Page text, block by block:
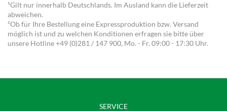
¹Gilt nur innerhalb Deutschlands. Im Ausland kann die Lieferzeit
abweichen.
²Ob für Ihre Bestellung eine Expressproduktion bzw. Versand
möglich ist und zu welchen Konditionen erfragen sie bitte über
unsere Hotline+49 (0)281 / 147 900, Mo. - Fr. 09:00 - 17:30 Uhr.
SERVICE